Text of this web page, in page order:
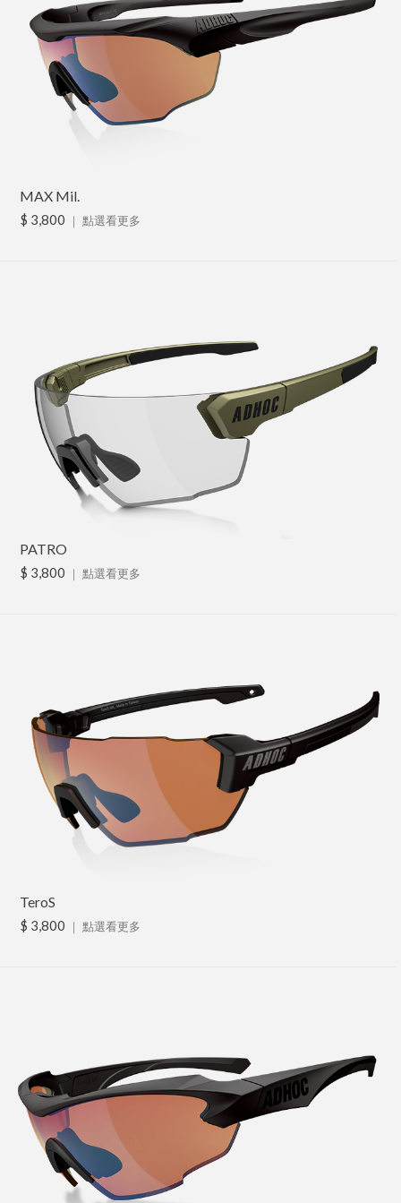
MAX Mil.
$ 3,800 ｜ 點選看更多
PATRO
$ 3,800 ｜ 點選看更多
TeroS
$ 3,800 ｜ 點選看更多